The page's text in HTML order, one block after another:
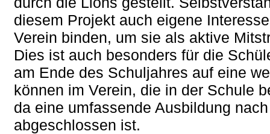
diesem Projekt auch eigene
Verein binden, um sie als aktive
Dies ist auch besonders für die
am Ende des Schuljahres auf eine
können im Verein, die in der Schule
da eine umfassende Ausbildung
abgeschlossen ist.